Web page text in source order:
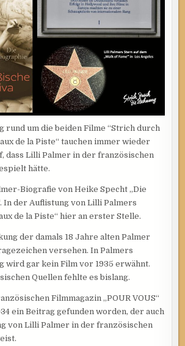
rund um die beiden Filme “Strich durch
de la Piste“ tauchen immer wieder
dass Lilli Palmer in der französischen
hätte.
Biografie von Heike Specht „Die
In der Auflistung von Lilli Palmers
de la Piste“ hier an erster Stelle.
der damals 18 Jahre alten Palmer
versehen. In Palmers
wird gar kein Film vor 1935 erwähnt.
Quellen fehlte es bislang.
Filmmagazin „POUR VOUS“
ein Beitrag gefunden worden, der auch
von Lilli Palmer in der französischen